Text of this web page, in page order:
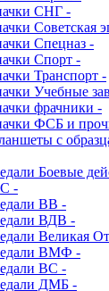
СНГ -
Советская
Спецназ -
Спорт -
Транспорт -
Учебные
фрачники -
ФСБ и
с
Боевые
-
ВВ -
ВДВ -
Великая
ВМФ -
ВС -
ДМБ -